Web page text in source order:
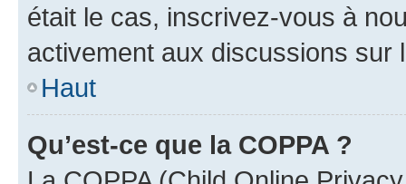
était le cas, inscrivez-vous à
activement aux discussions sur
Haut
Qu’est-ce que la COPPA ?